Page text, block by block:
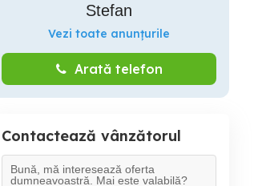
Stefan
Vezi toate anunțurile
Arată telefon
Contactează vânzătorul